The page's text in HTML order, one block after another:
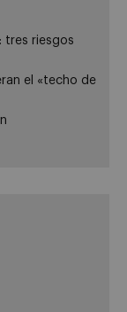
tres riesgos
el «techo de